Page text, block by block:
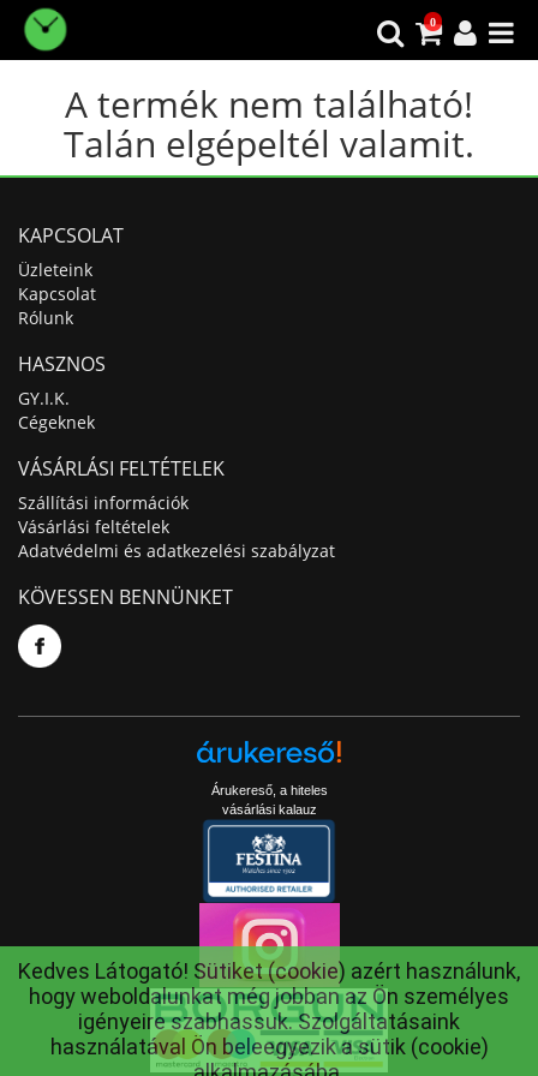
0
A termék nem található!
Talán elgépeltél valamit.
KAPCSOLAT
Üzleteink
Kapcsolat
Rólunk
HASZNOS
GY.I.K.
Cégeknek
VÁSÁRLÁSI FELTÉTELEK
Szállítási információk
Vásárlási feltételek
Adatvédelmi és adatkezelési szabályzat
KÖVESSEN BENNÜNKET
Árukereső, a hiteles
vásárlási kalauz
Kedves Látogató! Sütiket (cookie) azért használunk,
hogy weboldalunkat még jobban az Ön személyes
igényeire szabhassuk. Szolgáltatásaink
használatával Ön beleegyezik a sütik (cookie)